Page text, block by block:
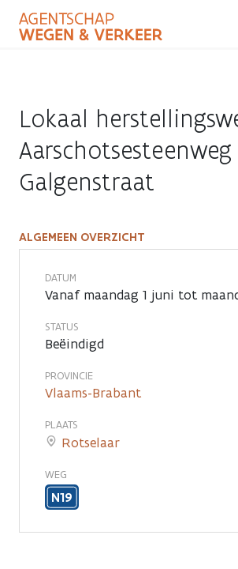
naar
Lokaal
Aarschotsesteenweg
Galgenstraat
Lokaal
herstellingswerk
Aarschotsesteenweg
aan
Galgenstraat
ALGEMEEN OVERZICHT
DATUM
Vanaf maandag 1 juni tot
STATUS
Beëindigd
PROVINCIE
Vlaams-Brabant
PLAATS
Rotselaar
WEG
N19